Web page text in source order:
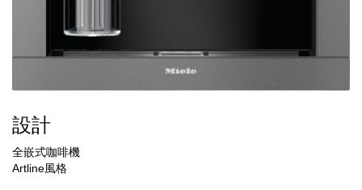
設計
全嵌式咖啡機
Artline風格